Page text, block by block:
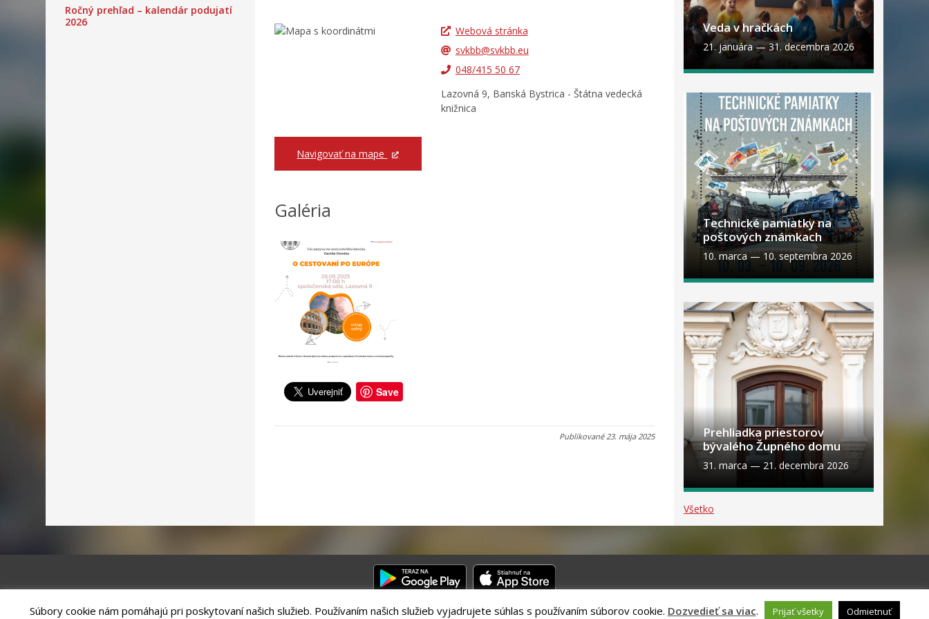
Ročný prehľad – kalendár podujatí
2026
Navigovať na mape
Webová stránka
svkbb@svkbb.eu
048/415 50 67
Lazovná 9, Banská Bystrica - Štátna vedecká
knižnica
Galéria
Save
Publikované23. mája 2025
Veda v hračkách
21. januára—31. decembra 2026
Technické pamiatky na
poštových známkach
10. marca—10. septembra 2026
Prehliadka priestorov
bývalého Župného domu
31. marca— 21. decembra 2026
Všetko
Súbory cookie nám pomáhajú pri poskytovaní našich služieb. Používaním našich služieb vyjadrujete súhlas s používaním súborov cookie. Dozvedieť sa viac. Prijať všetky Odmietnuť